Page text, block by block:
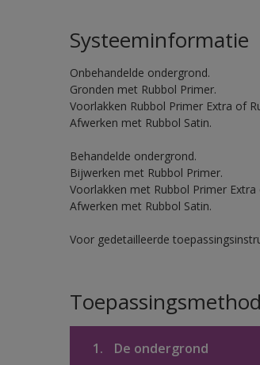
Systeeminformatie
Onbehandelde ondergrond.
Gronden met Rubbol Primer.
Voorlakken Rubbol Primer Extra of
Afwerken met Rubbol Satin.
Behandelde ondergrond.
Bijwerken met Rubbol Primer.
Voorlakken met Rubbol Primer Extra
Afwerken met Rubbol Satin.
Voor gedetailleerde
1. De ondergrond